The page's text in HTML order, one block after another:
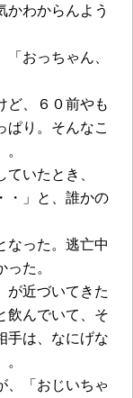
かわからんよう
おっちゃん、
ど、６０前やも
ぱり。そんなこ
いたとき、
・」と、誰かの
なった。逃亡中
た。
が近づいてきた
飲んでいて、そ
手は、なにげな
、「おじいちゃ